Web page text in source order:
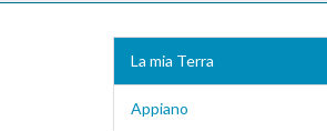
La mia Terra
Appiano